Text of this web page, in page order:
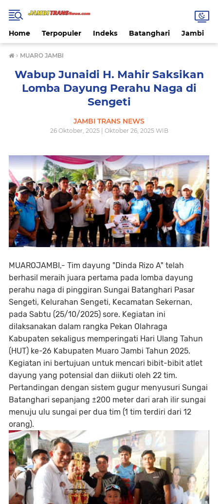
Home Terpopuler Indeks Batanghari Jambi
› MUARO JAMBI
Wabup Junaidi H. Mahir Saksikan
Lomba Dayung Perahu Naga di
Sengeti
JAMBI TRANS NEWS
26 Oktober, 2025 | Oktober 26, 2025 WIB
MUAROJAMBI,- Tim dayung "Dinda Rizo A" telah
berhasil meraih juara pertama pada lomba dayung
perahu naga di pinggiran Sungai Batanghari Pasar
Sengeti, Kelurahan Sengeti, Kecamatan Sekernan,
pada Sabtu (25/10/2025) sore. Kegiatan ini
dilaksanakan dalam rangka Pekan Olahraga
Kabupaten sekaligus memperingati Hari Ulang Tahun
(HUT) ke-26 Kabupaten Muaro Jambi Tahun 2025.
Kegiatan ini bertujuan untuk mencari bibit-bibit atlet
dayung yang potensial dan diikuti oleh 22 tim.
Pertandingan dengan sistem gugur menyusuri Sungai
Batanghari sepanjang ±200 meter dari arah ilir sungai
menuju ulu sungai per dua tim (1 tim terdiri dari 12
orang).